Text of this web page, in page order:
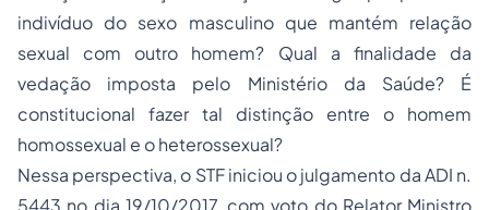
indivíduo do sexo masculino que mantém relação
sexual com outro homem? Qual a finalidade da
vedação imposta pelo Ministério da Saúde? É
constitucional fazer tal distinção entre o homem
homossexual e o heterossexual?
Nessa perspectiva, o STF iniciou o julgamento da ADI n.